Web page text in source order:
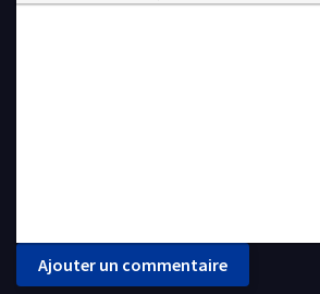
Insert LinkInsert protected link
EmoticonsInsert hidden text
Insert Quote
Insert
Ajouter un commentaire